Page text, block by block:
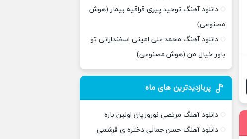
دانلود آهنگ توحید پیری قراقیه بیمار (هوش
مصنوعی)
دانلود آهنگ محمد علی امینی اسفندارانی تو
باور خیال من (هوش مصنوعی)
پربازدیدترین های ماه
دانلود آهنگ مرتضی نوروزیان اولین باره
دانلود آهنگ حسن جمالی دختره ی قرشمی